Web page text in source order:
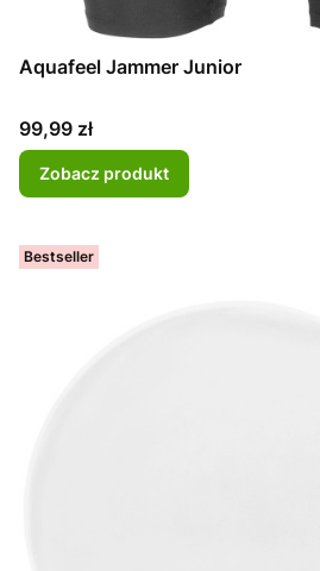
Aquafeel Jammer Junior
Cena
99,99 zł
Zobacz produkt
Bestseller